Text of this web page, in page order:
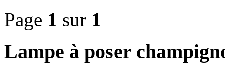
Page 1 sur 1
Lampe à poser